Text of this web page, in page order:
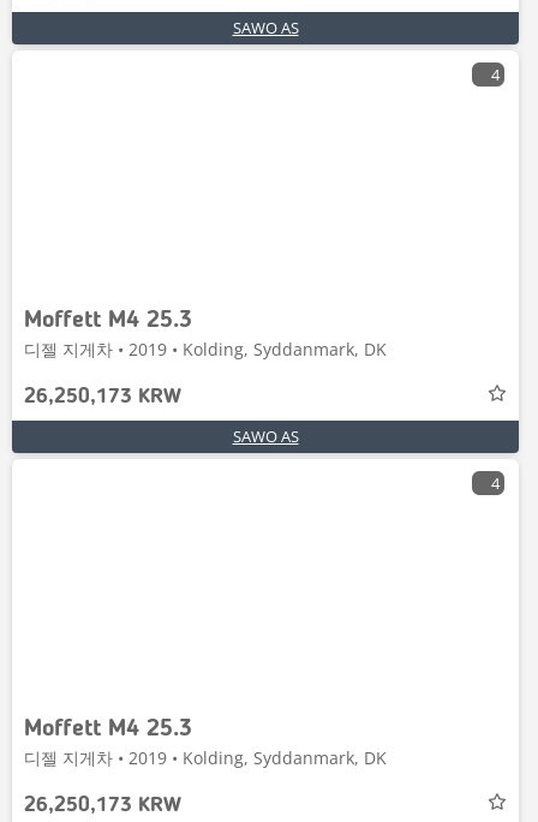
SAWO AS
4
Moffett M4 25.3
디젤 지게차 • 2019 • Kolding, Syddanmark, DK
26,250,173 KRW
SAWO AS
4
Moffett M4 25.3
디젤 지게차 • 2019 • Kolding, Syddanmark, DK
26,250,173 KRW